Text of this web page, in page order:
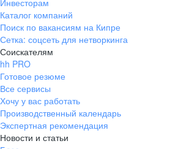
Инвесторам
Каталог компаний
Поиск по вакансиям на Кипре
Сетка: соцсеть для нетворкинга
Соискателям
hh PRO
Готовое резюме
Все сервисы
Хочу у вас работать
Производственный календарь
Экспертная рекомендация
Новости и статьи